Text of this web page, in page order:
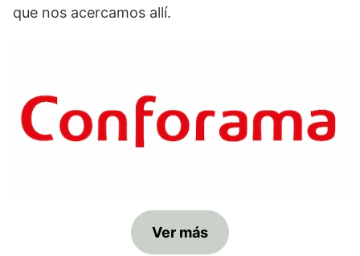
que nos acercamos allí.
Ver más